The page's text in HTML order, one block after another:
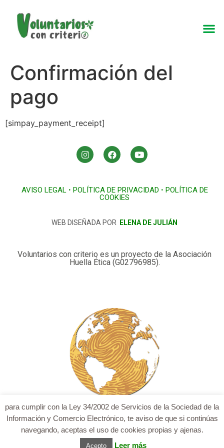
Confirmación del
pago
[simpay_payment_receipt]
AVISO LEGAL• POLÍTICA DE PRIVACIDAD • POLÍTICA DE
COOKIES
WEB DISEÑADA POR ELENA DE JULIÁN
Voluntarios con criterio es un proyecto de la Asociación
Huella Ética (G02796985).
para cumplir con la Ley 34/2002 de Servicios de la Sociedad de la
Información y Comercio Electrónico, te aviso de que si continúas
navegando, aceptas el uso de cookies propias y ajenas.
Acepto Leer más